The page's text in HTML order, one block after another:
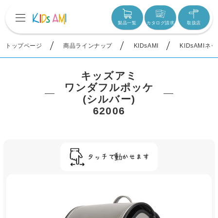
製品一覧 カタログ請求 取扱店
トップページ 商品ラインナップ KIDsAMI KIDsAMIネ
キッズアミ
ワンダフルポッケ
(シルバー)
62006